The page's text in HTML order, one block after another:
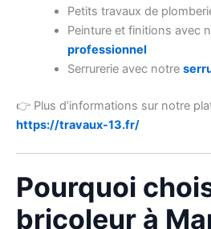
Petits travaux de
Peinture et finitions avec
professionnel
Serrurerie avec notre
👉 Plus d’informations sur notre
https://travaux-13.fr/
Pourquoi
bricoleur à